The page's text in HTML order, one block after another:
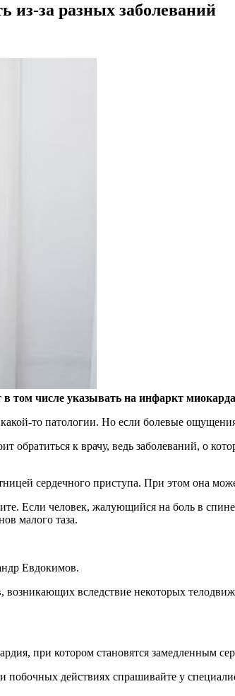
из-за разных заболеваний
том числе указывать на инфаркт
то патологии. Но если болевые
обратиться к врачу, ведь заболеваний, о
сердечного приступа. При этом она
Если человек, жалующийся на боль в
малого таза.
Евдокимов.
возникающих вследствие некоторых
при котором становятся замедленным
действиях спрашивайте у